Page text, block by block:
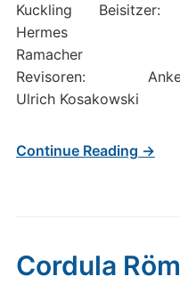
Kuckling
Hermes
Ramacher
Revisoren:
Ulrich
Continue Reading →
Cordula